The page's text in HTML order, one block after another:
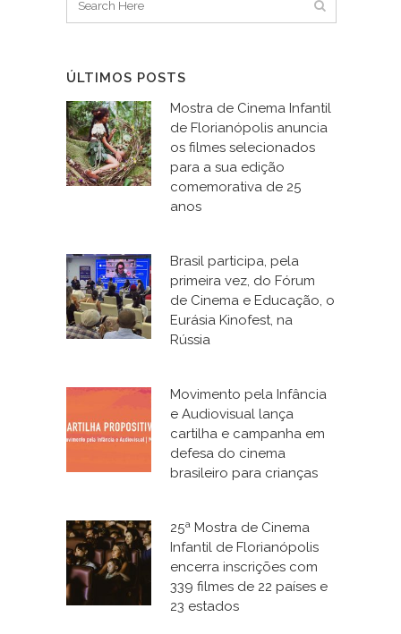
ÚLTIMOS POSTS
Mostra de Cinema Infantil
de Florianópolis anuncia
os filmes selecionados
para a sua edição
comemorativa de 25
anos
Brasil participa, pela
primeira vez, do Fórum
de Cinema e Educação, o
Eurásia Kinofest, na
Rússia
Movimento pela Infância
e Audiovisual lança
cartilha e campanha em
defesa do cinema
brasileiro para crianças
25ª Mostra de Cinema
Infantil de Florianópolis
encerra inscrições com
339 filmes de 22 países e
23 estados